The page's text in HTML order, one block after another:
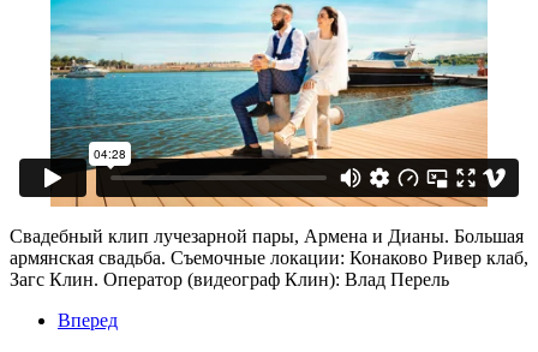
Свадебный клип лучезарной пары, Армена и Дианы. Большая
армянская свадьба. Съемочные локации: Конаково Ривер клаб,
Загс Клин. Оператор (видеограф Клин): Влад Перель
Вперед